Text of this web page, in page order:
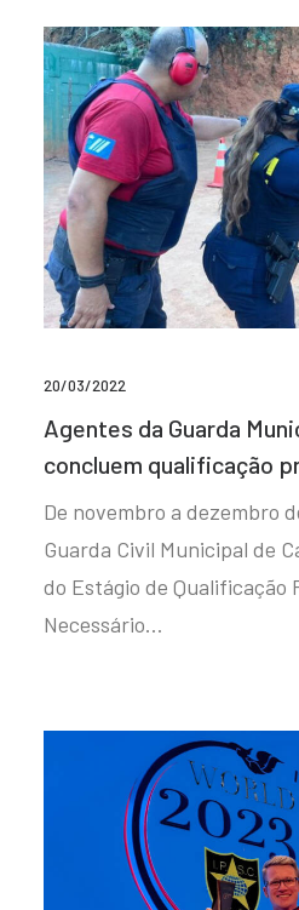
20/03/2022
Agentes da Guarda
concluem qualificação
De novembro a dezembro
Guarda Civil Municipal de
do Estágio de Qualificação
Necessário…